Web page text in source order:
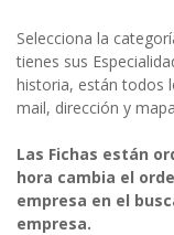
Selecciona la
tienes sus
historia, están todos
mail, dirección y
Las Fichas están
hora cambia el
empresa en el
empresa.